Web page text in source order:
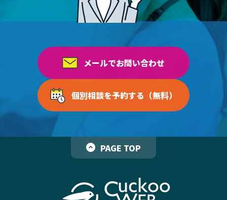
メールでお問い合わせ
個別相談を予約する（無料）
PAGE TOP